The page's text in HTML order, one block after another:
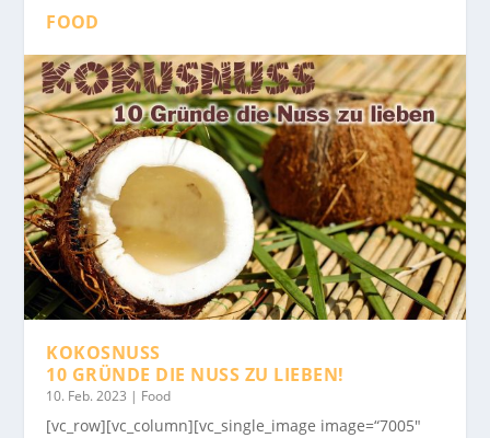
FOOD
KOKOSNUSS
10 GRÜNDE DIE NUSS ZU LIEBEN!
10. Feb. 2023 | Food
[vc_row][vc_column][vc_single_image image=“7005″